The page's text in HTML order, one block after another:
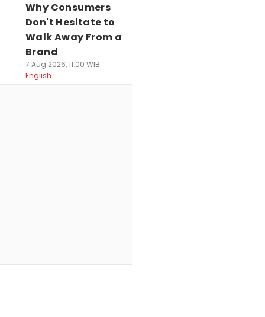
Why Consumers
Don't Hesitate to
Walk Away From a
Brand
7 Aug 2026, 11:00 WIB
English